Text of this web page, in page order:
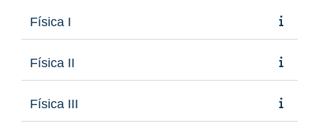
Física I
Física II
Física III